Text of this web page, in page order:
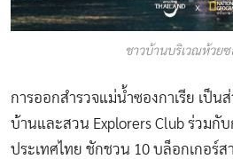
ชาวบ้านบริเวณห้วยซ
การออกสำรวจแม่น้ำซองกาเรีย เป็น
บ้านและสวน Explorers Club ร่วมกั
ประเทศไทย ชักชวน 10 บล็อกเกอร์ส